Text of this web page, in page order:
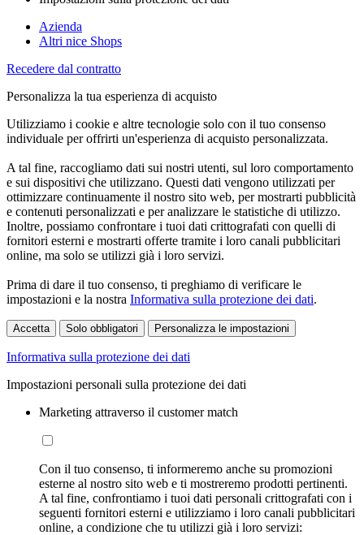
Azienda
Altri nice Shops
Recedere dal contratto
Personalizza la tua esperienza di acquisto
Utilizziamo i cookie e altre tecnologie solo con il tuo consenso
individuale per offrirti un'esperienza di acquisto personalizzata.
A tal fine, raccogliamo dati sui nostri utenti, sul loro comportamento
e sui dispositivi che utilizzano. Questi dati vengono utilizzati per
ottimizzare continuamente il nostro sito web, per mostrarti pubblicità
e contenuti personalizzati e per analizzare le statistiche di utilizzo.
Inoltre, possiamo confrontare i tuoi dati crittografati con quelli di
fornitori esterni e mostrarti offerte tramite i loro canali pubblicitari
online, ma solo se utilizzi già i loro servizi.
Prima di dare il tuo consenso, ti preghiamo di verificare le
impostazioni e la nostra Informativa sulla protezione dei dati.
Accetta Solo obbligatori Personalizza le impostazioni
Informativa sulla protezione dei dati
Impostazioni personali sulla protezione dei dati
Marketing attraverso il customer match
Con il tuo consenso, ti informeremo anche su promozioni
esterne al nostro sito web e ti mostreremo prodotti pertinenti.
A tal fine, confrontiamo i tuoi dati personali crittografati con i
seguenti fornitori esterni e utilizziamo i loro canali pubblicitari
online, a condizione che tu utilizzi già i loro servizi: